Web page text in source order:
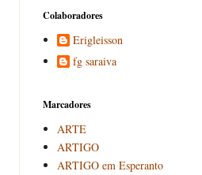
Colaboradores
Erigleisson
fg saraiva
Marcadores
ARTE
ARTIGO
ARTIGO em Esperanto